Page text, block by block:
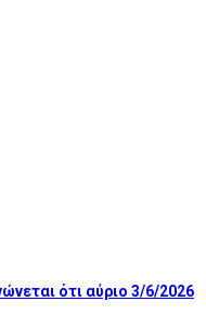
ότι αύριο 3/6/2026